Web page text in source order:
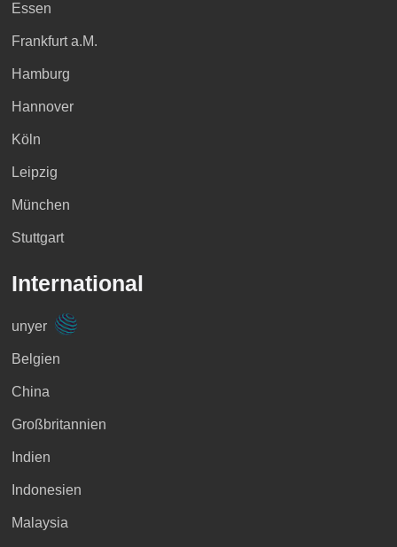
Essen
Frankfurt a.M.
Hamburg
Hannover
Köln
Leipzig
München
Stuttgart
International
unyer
Belgien
China
Großbritannien
Indien
Indonesien
Malaysia